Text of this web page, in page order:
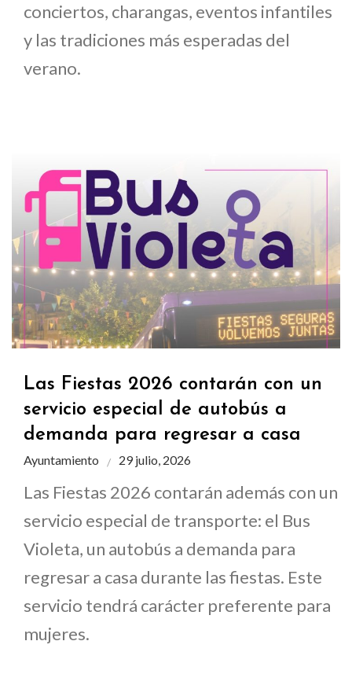
conciertos, charangas, eventos infantiles
y las tradiciones más esperadas del
verano.
Las Fiestas 2026 contarán con un
servicio especial de autobús a
demanda para regresar a casa
Ayuntamiento 29 julio, 2026
Las Fiestas 2026 contarán además con un
servicio especial de transporte: el Bus
Violeta, un autobús a demanda para
regresar a casa durante las fiestas. Este
servicio tendrá carácter preferente para
mujeres.